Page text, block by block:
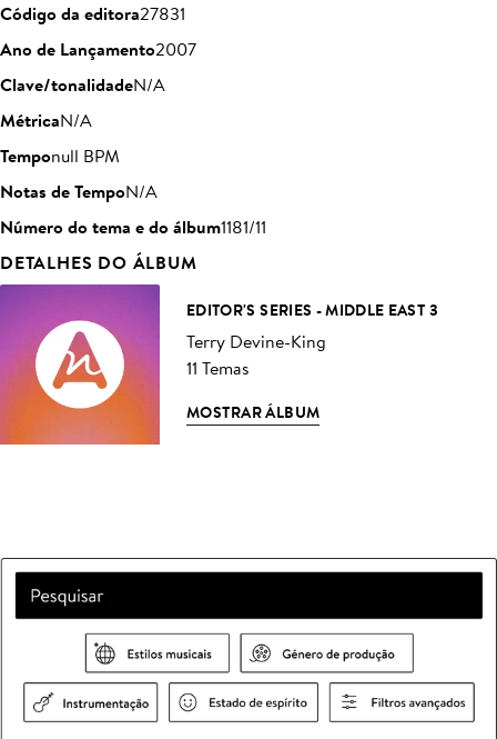
Código da editora27831
Ano de Lançamento2007
Clave/tonalidadeN/A
MétricaN/A
Temponull BPM
Notas de TempoN/A
Número do tema e do álbum1181/11
DETALHES DO ÁLBUM
EDITOR'S SERIES - MIDDLE EAST 3
Terry Devine-King
11 Temas
MOSTRAR ÁLBUM